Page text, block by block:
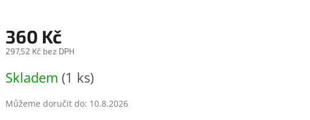
360 Kč
297,52 Kč bez DPH
cena:
Skladem (1 ks)
Můžeme doručit do: 10.8.2026